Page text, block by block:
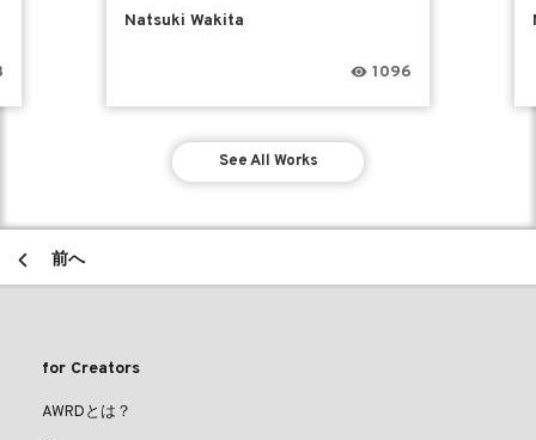
Natsuki Wakita
1096
See All Works
前へ
for Creators
AWRDとは？